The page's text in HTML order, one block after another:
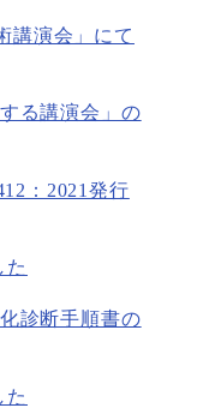
講演会」にて
る講演会」の
：2021発行
た
診断手順書の
た